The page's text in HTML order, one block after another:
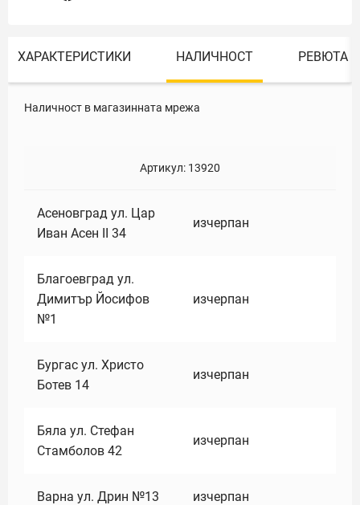
ХАРАКТЕРИСТИКИ НАЛИЧНОСТ РЕВЮТА
Наличност в магазинната мрежа
Артикул: 13920
Асеновград ул. Цар
Иван Асен II 34
изчерпан
Благоевград ул.
Димитър Йосифов
№1
изчерпан
Бургас ул. Христо
Ботев 14
изчерпан
Бяла ул. Стефан
Стамболов 42
изчерпан
Варна ул. Дрин №13 изчерпан